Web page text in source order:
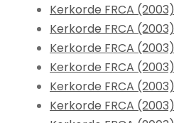
Kerkorde FRCA
Kerkorde FRCA
Kerkorde FRCA
Kerkorde FRCA
Kerkorde FRCA
Kerkorde FRCA